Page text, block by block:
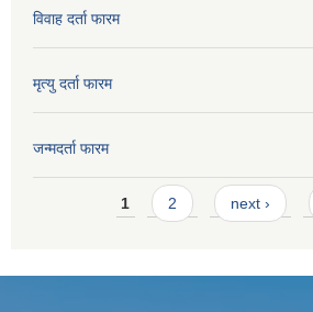
विवाह दर्ता फारम
मृत्यु दर्ता फारम
जन्मदर्ता फारम
Pages1 2 next ›